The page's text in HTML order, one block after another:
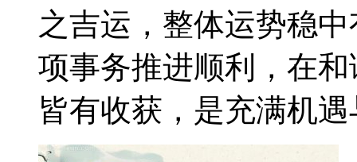
之吉运，整体运势稳
项事务推进顺利，在
皆有收获，是充满机